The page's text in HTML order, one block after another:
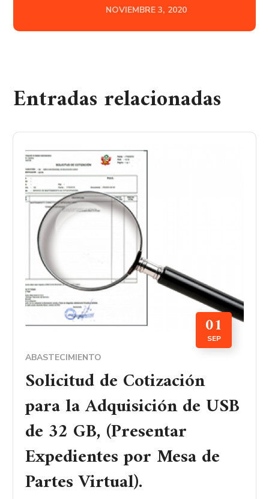
NOVIEMBRE 3, 2020
Entradas relacionadas
01
SEP
ABASTECIMIENTO
Solicitud de Cotización
para la Adquisición de USB
de 32 GB, (Presentar
Expedientes por Mesa de
Partes Virtual).